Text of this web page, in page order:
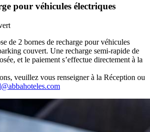
pour véhicules électriques
de 2 bornes de recharge pour véhicules
couvert. Une recharge semi-rapide de
et le paiement s’effectue directement à la
veuillez vous renseigner à la Réception ou